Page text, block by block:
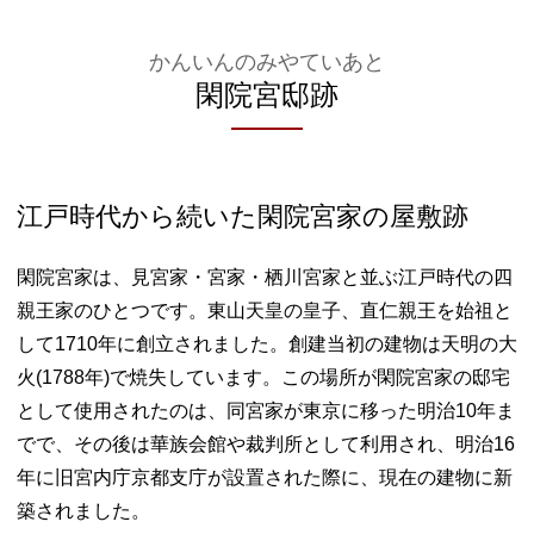
閑院宮邸跡
かんいんのみやていあと
江戸時代から続いた閑院宮家の屋敷跡
閑院宮家は、見宮家・宮家・栖川宮家と並ぶ江戸時代の四
親王家のひとつです。東山天皇の皇子、直仁親王を始祖と
して1710年に創立されました。創建当初の建物は天明の大
火(1788年)で焼失しています。この場所が閑院宮家の邸宅
として使用されたのは、同宮家が東京に移った明治10年ま
でで、その後は華族会館や裁判所として利用され、明治16
年に旧宮内庁京都支庁が設置された際に、現在の建物に新
築されました。